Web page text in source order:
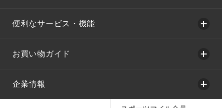
便利なサービス・機能
お買い物ガイド
企業情報